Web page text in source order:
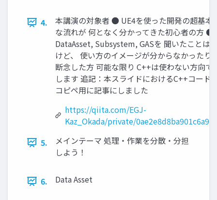
4.
本講演の対象者 ● UE4を使った開発の超基本
な流れが 何となく分かってきた初心者の方 ●
DataAsset, Subsystem, GASを 聞いたことは
けど、 使い方のイメージが分からなかったり
断念した方 可能な限り C++は使わない方向で
します 追記：本スライドにおけるC++コード
コピペ用に記事にしました
https://qiita.com/EGJ-
Kaz_Okada/private/
5.
メインテーマ 処理・作業を分散・分担
しよう！
6. Data Asset